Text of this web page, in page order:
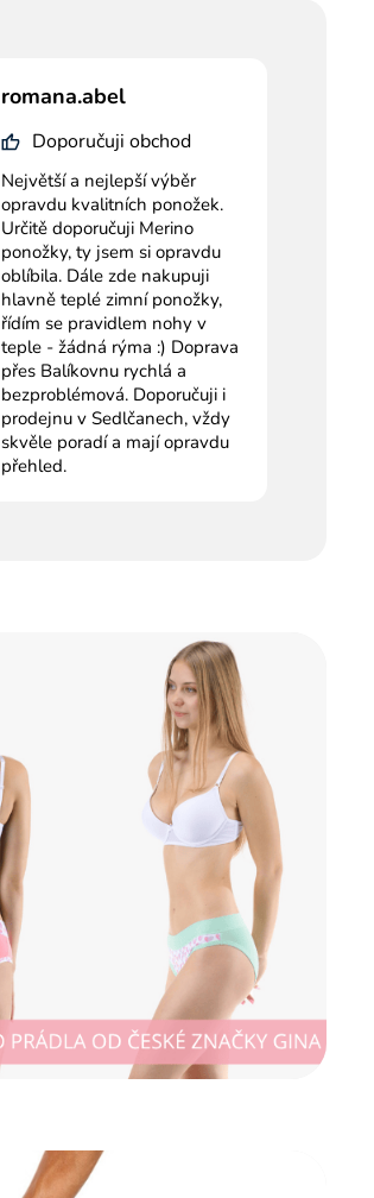
romana.abel
Doporučuji obchod
Největší a nejlepší výběr
opravdu kvalitních ponožek.
Určitě doporučuji Merino
ponožky, ty jsem si opravdu
oblíbila. Dále zde nakupuji
hlavně teplé zimní ponožky,
řídím se pravidlem nohy v
teple - žádná rýma :) Doprava
přes Balíkovnu rychlá a
bezproblémová. Doporučuji i
prodejnu v Sedlčanech, vždy
skvěle poradí a mají opravdu
přehled.